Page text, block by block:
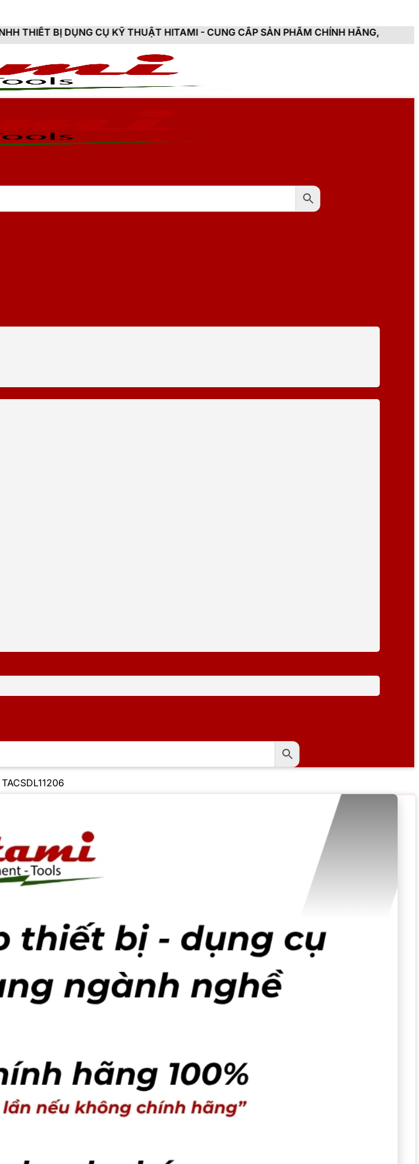
CỤ KỸ THUẬT HITAMI - CUNG CẤP SẢN PHẨM CHÍNH HÃNG, MỚI 100%, ĐẦY ĐỦ